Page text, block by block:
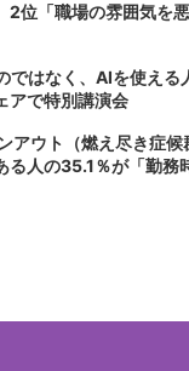
2位「職場の雰囲気を
ではなく、AIを使え
アで特別講演会
アウト（燃え尽き症
る人の35.1％が「勤